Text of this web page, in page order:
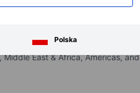
Polska
stores with a focus on
retailers to communicate
East & Africa, Americas,